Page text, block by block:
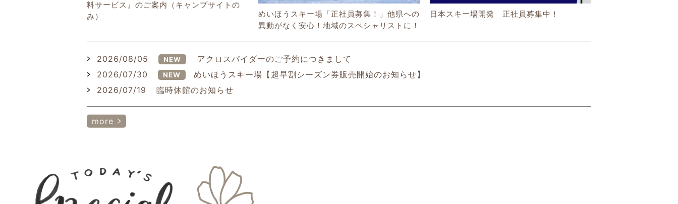
料サービス』のご案内（キャンプサイトの
み）
めいほうスキー場「正社員募集！」他県への
異動がなく安心！地域のスペシャリストに！
日本スキー場開発 正社員募集中！
2026/08/05 NEW
アクロスパイダーのご予約につきまして
2026/07/30
NEW
めいほうスキー場【超早割シーズン券販売開始のお知らせ】
2026/07/19
臨時休館のお知らせ
more